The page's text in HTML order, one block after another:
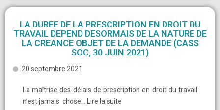
LA DUREE DE LA PRESCRIPTION EN DROIT DU
TRAVAIL DEPEND DESORMAIS DE LA NATURE DE
LA CREANCE OBJET DE LA DEMANDE (CASS
SOC, 30 JUIN 2021)
20 septembre 2021
La maîtrise des délais de prescription en droit du travail
n’est jamais chose… Lire la suite